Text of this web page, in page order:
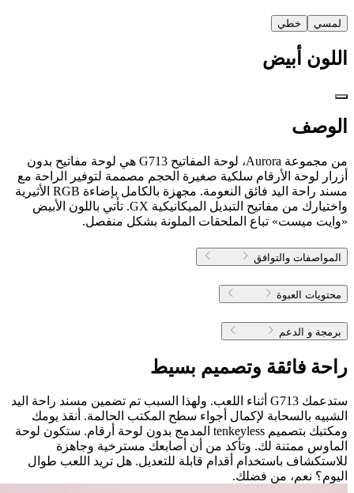
لمسي خطي
اللون أبيض
الوصف
من مجموعة Aurora، لوحة المفاتيح G713 هي لوحة مفاتيح بدون
أزرار لوحة الأرقام سلكية صغيرة الحجم مصممة لتوفير الراحة مع
مسند راحة اليد فائق النعومة. مجهزة بالكامل بإضاءة RGB الأثيرية
واختيارك من مفاتيح التبديل الميكانيكية GX. تأتي باللون الأبيض
«وايت ميست» تباع الملحقات الملونة بشكل منفصل.
المواصفات والتوافق
محتويات العبوة
برمجة و الدعم
راحة فائقة وتصميم بسيط
ستدعمك G713 أثناء اللعب. ولهذا السبب تم تضمين مسند راحة اليد
الشبيه بالسحابة لإكمال أجواء سطح المكتب الحالمة. أنقذ يومك
ومكتبك بتصميم tenkeyless المدمج بدون لوحة أرقام. ستكون لوحة
الماوس ممتنة لك. وتأكد من أن أصابعك مسترخية وجاهزة
للاستكشاف باستخدام أقدام قابلة للتعديل. هل تريد اللعب طوال
اليوم؟ نعم، من فضلك.